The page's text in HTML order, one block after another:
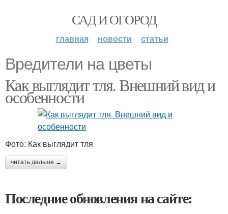
САД И ОГОРОД
главная новости статьи
Вредители на цветы
Как выглядит тля. Внешний вид и
особенности
Фото: Как выглядит тля
читать дальше →
Последние обновления на сайте: